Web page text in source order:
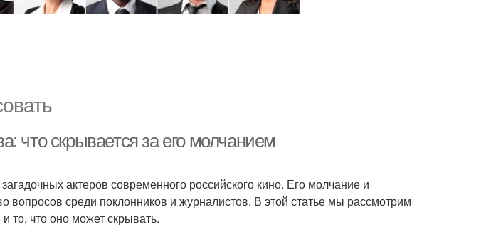
что скрывается за его молчанием
актеров современного российского кино. Его молчание и
вопросов среди поклонников и журналистов. В этой статье мы рассмотрим
то, что оно может скрывать.